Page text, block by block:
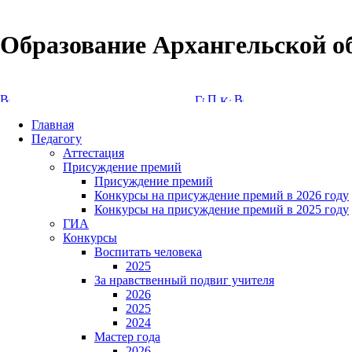
Образование Архангельской
Главная
Педагогу
Аттестация
Присуждение премий
Присуждение премий
Конкурсы на присуждение премий в 2026 году
Конкурсы на присуждение премий в 2025 году
ГИА
Конкурсы
Воспитать человека
2025
За нравственный подвиг учителя
2026
2025
2024
Мастер года